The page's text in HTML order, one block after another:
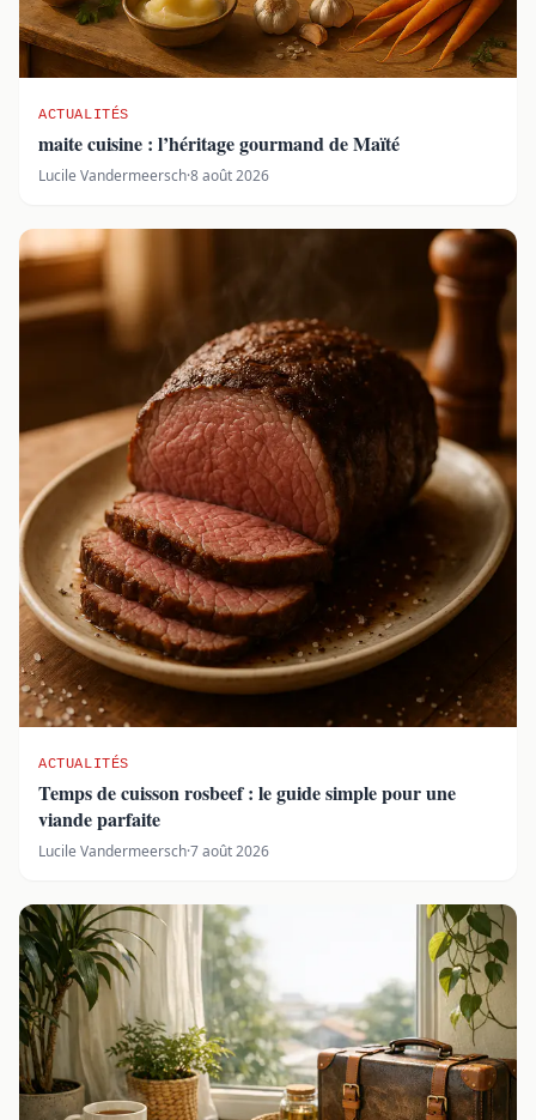
ACTUALITÉS
maite cuisine : l’héritage gourmand de Maïté
Lucile Vandermeersch·8 août 2026
ACTUALITÉS
Temps de cuisson rosbeef : le guide simple pour une
viande parfaite
Lucile Vandermeersch·7 août 2026